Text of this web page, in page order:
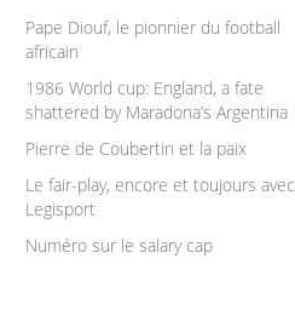
Pape Diouf, le pionnier du football
africain
1986 World cup: England, a fate
shattered by Maradona’s Argentina
Pierre de Coubertin et la paix
Le fair-play, encore et toujours avec
Legisport
Numéro sur le salary cap